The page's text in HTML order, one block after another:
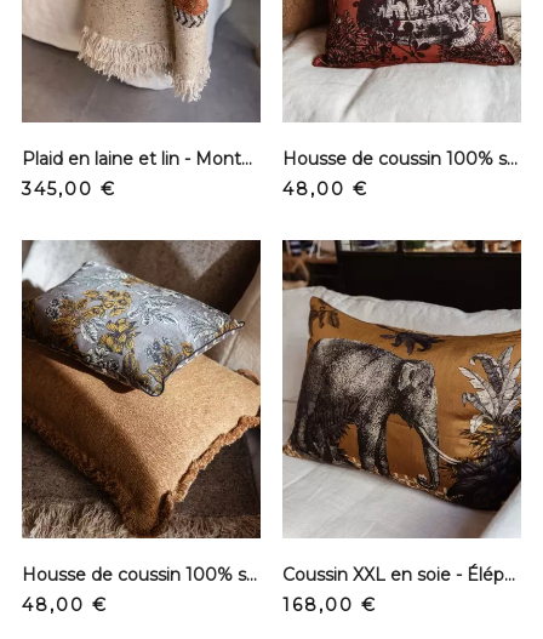
Plaid en laine et lin - Montana
Prix
345,00 €
Housse de coussin 100% soie - Tortue
Prix
48,00 €
Housse de coussin 100% soie - Flower Boston
Prix
48,00 €
Coussin XXL en soie - Éléphant
Prix
168,00 €